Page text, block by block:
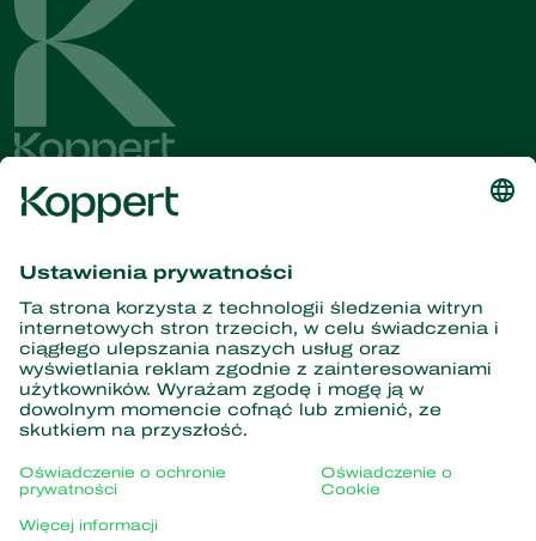
Dostęp do najnowszych
wiadomości i informacji
Zasubskrybuj tutaj
Partnerstwo z naturą
Drapieżne roztocza
Pasożytnicze błonkówki
O firmie Koppert